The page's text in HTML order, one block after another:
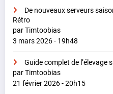
De nouveaux serveurs
Rétro
par Timtoobias
3 mars 2026 - 19h48
Guide complet de l’élevage
par Timtoobias
21 février 2026 - 20h15